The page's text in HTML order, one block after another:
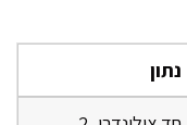
נתון